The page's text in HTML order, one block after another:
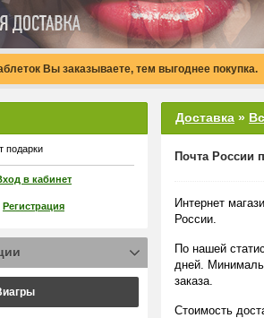
Вы заказываете, тем выгоднее покупка.
Доставка »
Почта России
Интернет
России.
По нашей
дней.
заказа.
Стоимость
подарки
в кабинет
Регистрация